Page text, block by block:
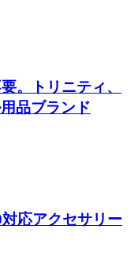
。トリニティ、
品ブランド
応アクセサリー